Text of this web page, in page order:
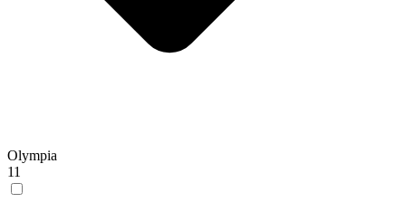
Olympia
11